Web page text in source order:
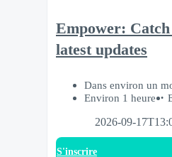
Empower:
latest updates
Dans environ un
Environ 1 heure
2026-09-
S'inscrire